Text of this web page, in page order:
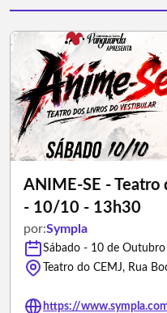
ANIME-SE - Teatro
- 10/10 - 13h30
por:Sympla
Sábado - 10 de